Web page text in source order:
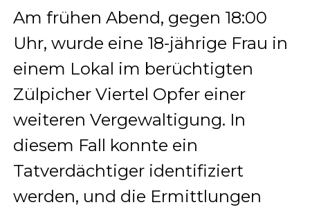
Am frühen Abend, gegen 18:00
Uhr, wurde eine 18-jährige Frau in
einem Lokal im berüchtigten
Zülpicher Viertel Opfer einer
weiteren Vergewaltigung. In
diesem Fall konnte ein
Tatverdächtiger identifiziert
werden, und die Ermittlungen